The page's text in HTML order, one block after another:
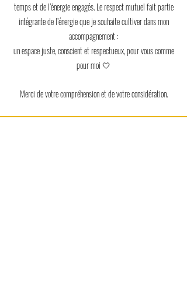
temps et de l’énergie engagés.Le respect mutuel fait partie
intégrante de l’énergie que je souhaite cultiver dans mon
accompagnement :
un espace juste, conscient et respectueux, pour vous comme
pour moi 🤍
Merci de votre compréhension et de votre considération.